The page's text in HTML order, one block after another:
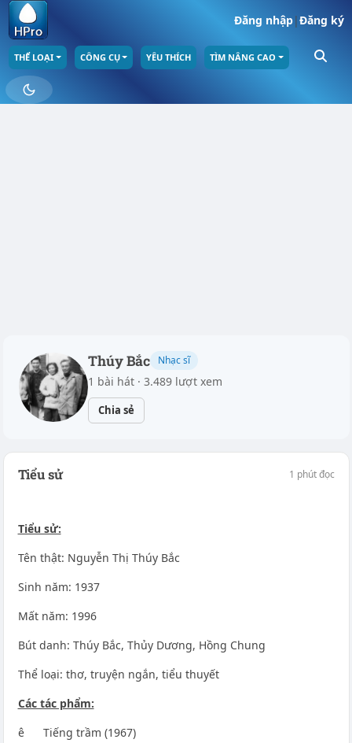
Đăng nhập|Đăng ký
THỂ LOẠI CÔNG CỤ YÊU THÍCH TÌM NÂNG CAO
Thúy Bắc Nhạc sĩ
1 bài hát · 3.489 lượt xem
Chia sẻ
Tiểu sử 1 phút đọc
Tiểu sử:
Tên thật: Nguyễn Thị Thúy Bắc
Sinh năm: 1937
Mất năm: 1996
Bút danh: Thúy Bắc, Thủy Dương, Hồng Chung
Thể loại: thơ, truyện ngắn, tiểu thuyết
Các tác phẩm:
ê Tiếng trầm (1967)